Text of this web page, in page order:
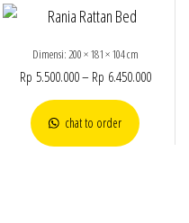
Dimensi: 200 × 181 × 104 cm
Rp 5.500.000– Rp 6.450.000
chat to order